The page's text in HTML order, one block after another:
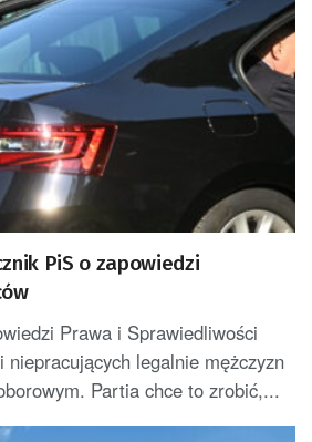
Prawa i Sprawiedliwości
legalnie mężczyzn
Partia chce to zrobić,...